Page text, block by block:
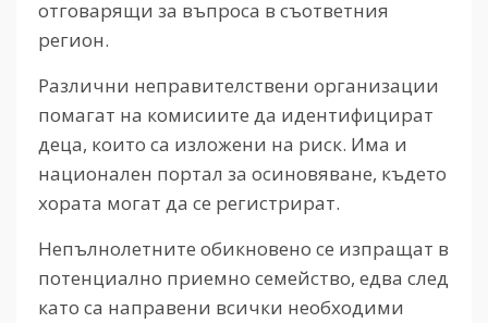
отговарящи за въпроса в съответния
регион.
Различни неправителствени организации
помагат на комисиите да идентифицират
деца, които са изложени на риск. Има и
национален портал за осиновяване, където
хората могат да се регистрират.
Непълнолетните обикновено се изпращат в
потенциално приемно семейство, едва след
като са направени всички необходими